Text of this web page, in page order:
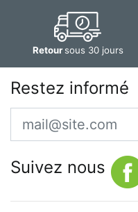
Retoursous 30 jours
Restez informé
Email
Suivez nous